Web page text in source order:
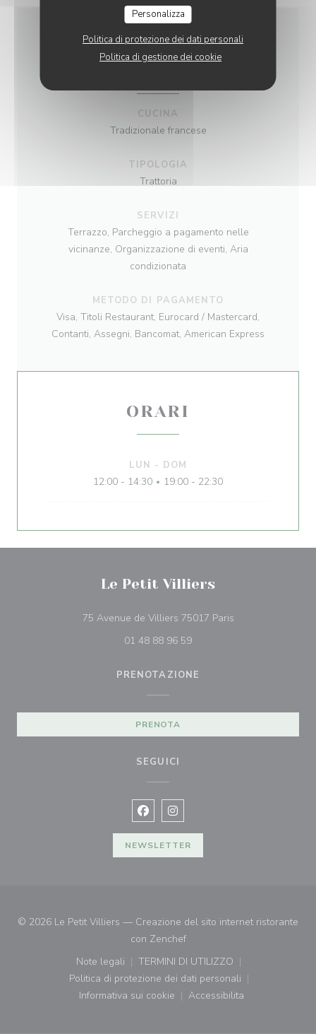
Personalizza
Politica di protezione dei dati personali
Politica di gestione dei cookie
INFORMAZIONI
CUCINA
Tradizionale francese
TIPOLOGIA
Trattoria
SERVIZI
Terrazzo, Parcheggio a pagamento nelle
vicinanze, Organizzazione di eventi, Aria
condizionata
METODO DI PAGAMENTO
Visa, Titoli Restaurant, Eurocard / Mastercard,
Contanti, Assegni, Bancomat, American Express
ORARI
LUN - DOM
12:00 - 14:30 • 19:00 - 22:30
Le Petit Villiers
75 Avenue de Villiers 75017 Paris((apre una nuova
01 48 88 96 59
PRENOTAZIONE
PRENOTA
SEGUICI
Facebook ((apre una nuova
Instagram ((apre una nuova
NEWSLETTER
© 2026 Le Petit Villiers — Creazione del sito internet ristorante
con Zenchef((apre una nuova finestra))
Note legali
((apre una nuova finestra))
TERMINI DI UTILIZZO
((apre una nuova finestra))
Politica di protezione dei dati personali
((apre una nuova finestra))
Informativa sui cookie
((apre una nuova finestra))
Accessibilita
((apre una nuova